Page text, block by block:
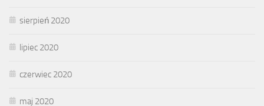
sierpień 2020
lipiec 2020
czerwiec 2020
maj 2020